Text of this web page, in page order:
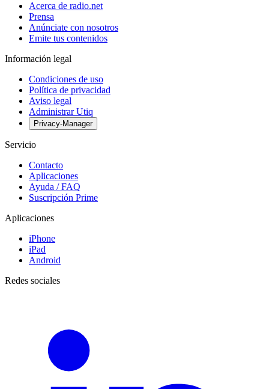
Acerca de radio.net
Prensa
Anúnciate con nosotros
Emite tus contenidos
Información legal
Condiciones de uso
Política de privacidad
Aviso legal
Administrar Utiq
Privacy-Manager
Servicio
Contacto
Aplicaciones
Ayuda / FAQ
Suscripción Prime
Aplicaciones
iPhone
iPad
Android
Redes sociales